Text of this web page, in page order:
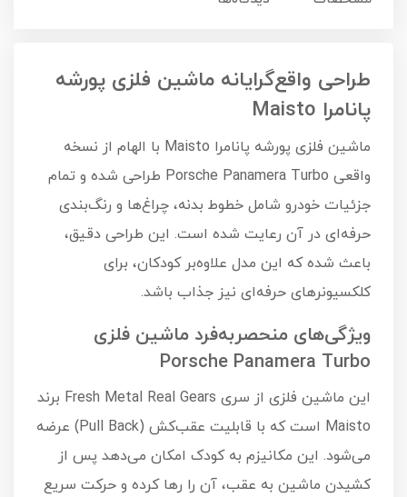
طراحی واقع‌گرایانه ماشین فلزی پورشه
پانامرا Maisto
ماشین فلزی پورشه پانامرا Maisto با الهام از نسخه
واقعی Porsche Panamera Turbo طراحی شده و تمام
جزئیات خودرو شامل خطوط بدنه، چراغ‌ها و رنگ‌بندی
حرفه‌ای در آن رعایت شده است. این طراحی دقیق،
باعث شده که این مدل علاوه‌بر کودکان، برای
کلکسیونرهای حرفه‌ای نیز جذاب باشد.
ویژگی‌های منحصر‌به‌فرد ماشین فلزی
Porsche Panamera Turbo
این ماشین فلزی از سری Fresh Metal Real Gears برند
Maisto است که با قابلیت عقب‌کش (Pull Back) عرضه
می‌شود. این مکانیزم به کودک امکان می‌دهد پس از
کشیدن ماشین به عقب، آن را رها کرده و حرکت سریع